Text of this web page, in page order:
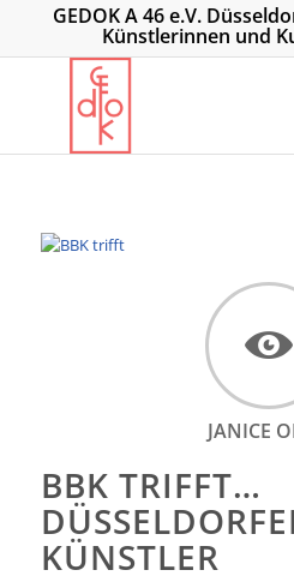
GEDOK A 46 e.V.
Künstlerinnen und
JANICE
BBK TRIFFT…
KÜNSTLER